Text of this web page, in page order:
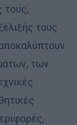
τους,
τους
των